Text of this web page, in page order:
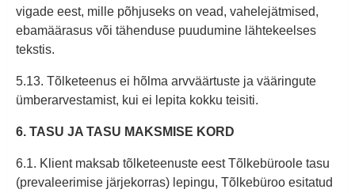
vigade eest, mille põhjuseks on vead, vahelejätmised,
ebamäärasus või tähenduse puudumine lähtekeelses
tekstis.
5.13. Tõlketeenus ei hõlma arvväärtuste ja vääringute
ümberarvestamist, kui ei lepita kokku teisiti.
6. TASU JA TASU MAKSMISE KORD
6.1. Klient maksab tõlketeenuste eest Tõlkebüroole tasu
(prevaleerimise järjekorras) lepingu, Tõlkebüroo esitatud